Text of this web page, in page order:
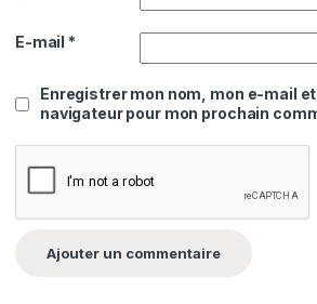
E-mail *
Enregistrer mon nom, mon e-mail
navigateur pour mon prochain